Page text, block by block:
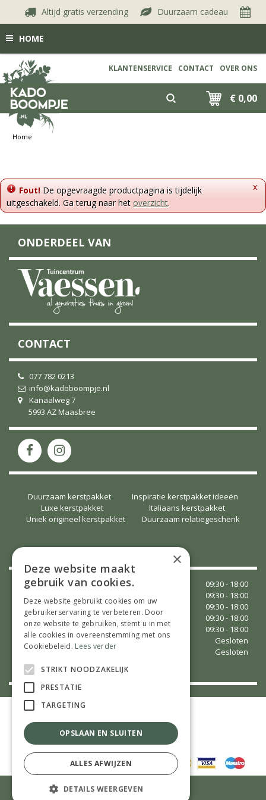
HOME
Home
KLANTENSERVICE CONTACT OVER ONS
Altijd gratis verzending Duurzaam cadeau
€ 0,00
x
Fout! De opgevraagde productpagina is tijdelijk
uitgeschakeld. Ga terug naar het overzicht.
ONDERDEEL VAN
CONTACT
077 782 0213
info@kadoboompje.nl
Kanaalweg 7
5993 AZ Maasbree
Duurzaam kerstpakket
Inspiratie kerstpakket ideeën
Luxe kerstpakket
Italiaans kerstpakket
Uniek origineel kerstpakket
Duurzaam relatiegeschenk
OPENINGSTIJDEN
Maandag
09:30 - 18:00
09:30 - 18:00
Woensdag
09:30 - 18:00
Donderdag
09:30 - 18:00
Vrijdag
09:30 - 18:00
Zaterdag
Gesloten
Zondag
Gesloten
Toon alle openingstijden
Tuincentrumoverzicht.nl
Privacy Policy
Algemene Voorwaarden
Eenvoudig en veilig betalen met:
×
Deze website maakt
gebruik van cookies.
Deze website gebruikt cookies om uw
gebruikerservaring te verbeteren. Door
onze website te gebruiken, stemt u in met
alle cookies in overeenstemming met ons
Cookiebeleid. Lees verder
STRIKT NOODZAKELIJK
PRESTATIE
TARGETING
OPSLAAN EN SLUITEN
ALLES AFWIJZEN
DETAILS WEERGEVEN